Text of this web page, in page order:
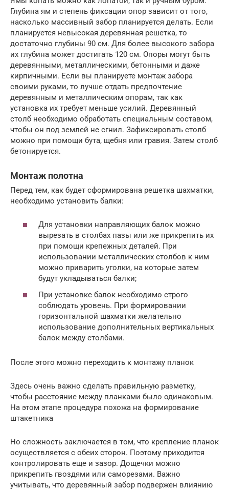
Глубина ям и степень фиксации опор зависит от того,
насколько массивный забор планируется делать. Если
планируется невысокая деревянная решетка, то
достаточно глубины 90 см. Для более высокого забора
их глубина может достигать 120 см. Опоры могут быть
деревянными, металлическими, бетонными и даже
кирпичными. Если вы планируете монтаж забора
своими руками, то лучше отдать предпочтение
деревянным и металлическим опорам, так как
установка их требует меньше усилий. Деревянный
столб необходимо обработать специальным составом,
чтобы он под землей не сгнил. Зафиксировать столб
можно при помощи бута, щебня или гравия. Затем столб
бетонируется.
Монтаж полотна
Перед тем, как будет сформирована решетка шахматки,
необходимо установить балки:
Для установки направляющих балок можно
вырезать в столбах пазы или же прикрепить их
при помощи крепежных деталей. При
использовании металлических столбов к ним
можно приварить уголки, на которые затем
будут укладываться балки;
При установке балок необходимо строго
соблюдать уровень. При формировании
горизонтальной шахматки желательно
использование дополнительных вертикальных
балок между столбами.
После этого можно переходить к монтажу планок
Здесь очень важно сделать правильную разметку,
чтобы расстояние между планками было одинаковым.
На этом этапе процедура похожа на формирование
штакетника
Но сложность заключается в том, что крепление планок
осуществляется с обеих сторон. Поэтому приходится
контролировать еще и зазор. Дощечки можно
прикрепить гвоздями или саморезами. Важно
учитывать, что деревянный забор подвержен влиянию